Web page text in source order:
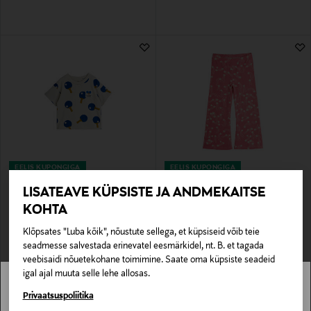
LISATEAVE KÜPSISTE JA ANDMEKAITSE
KOHTA
Klõpsates "Luba kõik", nõustute sellega, et küpsiseid võib teie
seadmesse salvestada erinevatel eesmärkidel, nt. B. et tagada
veebisaidi nõuetekohane toimimine. Saate oma küpsiste seadeid
igal ajal muuta selle lehe allosas.
Privaatsuspoliitika
EELIS KUPONGIGA
T-särk Table Tennis
Original Price
35,00 €
EELIS KUPONGIGA
Trikotaažpüksid Starfall Flared
Stockmann pole Sinu riigis saadaval.